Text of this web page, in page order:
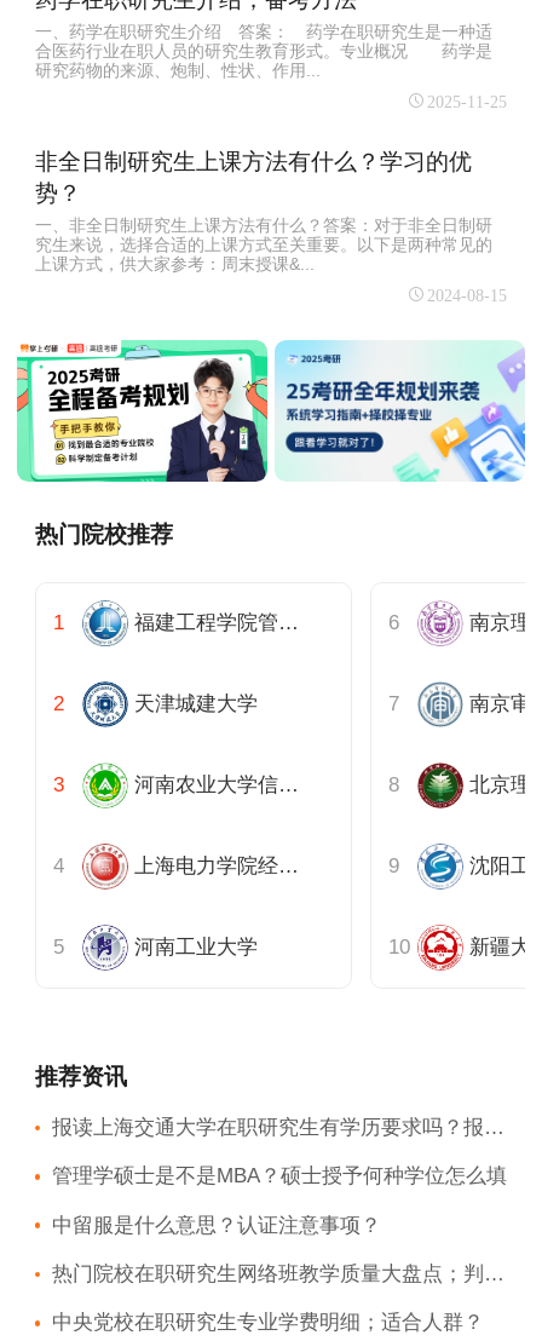
一、药学在职研究生介绍 答案： 药学在职研究生是一种适
合医药行业在职人员的研究生教育形式。专业概况 药学是
研究药物的来源、炮制、性状、作用...
2025-11-25
非全日制研究生上课方法有什么？学习的优
势？
一、非全日制研究生上课方法有什么？答案：对于非全日制研
究生来说，选择合适的上课方式至关重要。以下是两种常见的
上课方式，供大家参考：周末授课&...
2024-08-15
热门院校推荐
福建工程学院管理学院
天津城建大学
河南农业大学信息与管理科学学院
上海电力学院经济与管理学院
河南工业大学
南京理
南京审
推荐资讯
报读上海交通大学在职研究生有学历要求吗？报名方式都是同等学力申硕吗？
管理学硕士是不是MBA？硕士授予何种学位怎么填
中留服是什么意思？认证注意事项？
热门院校在职研究生网络班教学质量大盘点；判断在职研究生网络班教学质量的3个实用标准
中央党校在职研究生专业学费明细；适合人群？